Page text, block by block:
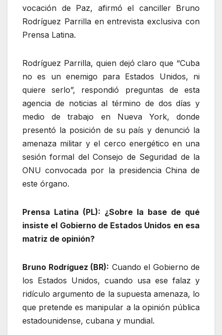
vocación de Paz, afirmó el canciller Bruno
Rodríguez Parrilla en entrevista exclusiva con
Prensa Latina.
Rodríguez Parrilla, quien dejó claro que “Cuba
no es un enemigo para Estados Unidos, ni
quiere serlo”, respondió preguntas de esta
agencia de noticias al término de dos días y
medio de trabajo en Nueva York, donde
presentó la posición de su país y denunció la
amenaza militar y el cerco energético en una
sesión formal del Consejo de Seguridad de la
ONU convocada por la presidencia China de
este órgano.
Prensa Latina (PL): ¿Sobre la base de qué
insiste el Gobierno de Estados Unidos en esa
matriz de opinión?
Bruno Rodríguez (BR): Cuando el Gobierno de
los Estados Unidos, cuando usa ese falaz y
ridículo argumento de la supuesta amenaza, lo
que pretende es manipular a la opinión pública
estadounidense, cubana y mundial.